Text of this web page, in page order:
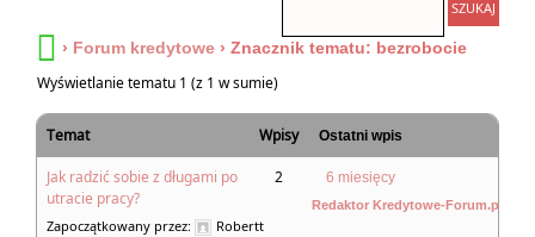
› Forum kredytowe › Znacznik tematu: bezrobocie
Wyświetlanie tematu 1 (z 1 w sumie)
Temat Wpisy Ostatni wpis
Jak radzić sobie z długami po
utracie pracy?
Zapoczątkowany przez:
Robertt
2 6 miesięcy
Redaktor Kredytowe-Forum.pl